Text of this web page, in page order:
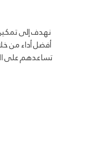
نهدف إلى
أفضل أداء من
تساعدهم على